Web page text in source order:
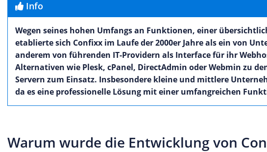
Info
Wegen seines hohen Umfangs an Funktionen, einer
etablierte sich Confixx im Laufe der 2000er Jahre als ein von
anderem von führenden IT-Providern als Interface für ihr
Alternativen wie Plesk, cPanel, DirectAdmin oder Webmin zu
Servern zum Einsatz. Insbesondere kleine und mittlere
da es eine professionelle Lösung mit einer umfangreichen
Warum wurde die Entwicklung von